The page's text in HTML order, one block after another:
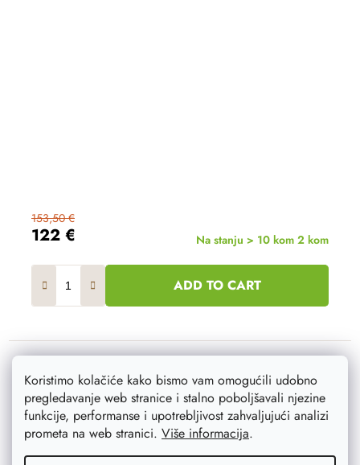
Koristimo kolačiće kako bismo vam omogućili udobno
pregledavanje web stranice i stalno poboljšavali njezine
funkcije, performanse i upotrebljivost zahvaljujući analizi
prometa na web stranici. Više informacija.
122 €
153,50 €
Na stanju > 10 kom 2 kom
ADD TO CART
Akcija –20 %